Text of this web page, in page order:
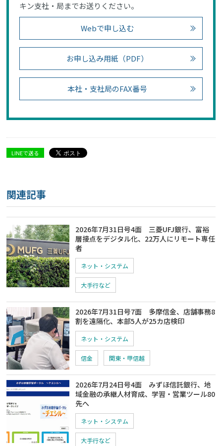
キン支社・局までお送りください。
Webで申し込む
お申し込み用紙（PDF）
本社・支社局のFAX番号
LINEで送る
関連記事
2026年7月31日号4面 三菱UFJ銀行、富裕
層接点をデジタル化、22万人にリモート専任
者
ネット・システム
大手行など
2026年7月31日号7面 多摩信金、店舗事務8
割を遠隔化、本部5人が25カ店検印
ネット・システム
信金 関東・甲信越
2026年7月24日号4面 みずほ信託銀行、地
域金融の承継人材育成、学習・営業ツール80
先へ
ネット・システム
大手行など